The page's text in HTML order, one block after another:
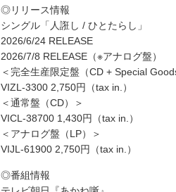
◎リリース情報
シングル「人誑し / ひとたらし」
2026/6/24 RELEASE
2026/7/8 RELEASE（※アナログ盤）
＜完全生産限定盤（CD + Special
VIZL-3300 2,750円（tax in.）
＜通常盤（CD）＞
VICL-38700 1,430円（tax in.）
＜アナログ盤（LP）＞
VIJL-61900 2,750円（tax in.）
◎番組情報